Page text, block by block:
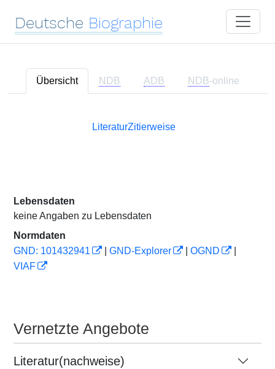
Deutsche Biographie
Übersicht NDB ADB NDB-online
LiteraturZitierweise
Lebensdaten
keine Angaben zu Lebensdaten
Normdaten
GND: 101432941
GND-Explorer OGND
VIAF
Vernetzte Angebote
Literatur(nachweise)